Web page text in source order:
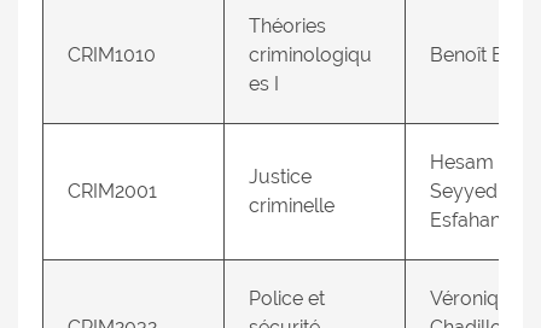
CRIM1010
Théories
criminologiqu
es I
Benoît
CRIM2001
Justice
criminelle
Hesam
Seyyed
Esfahani
Police et
Véronique